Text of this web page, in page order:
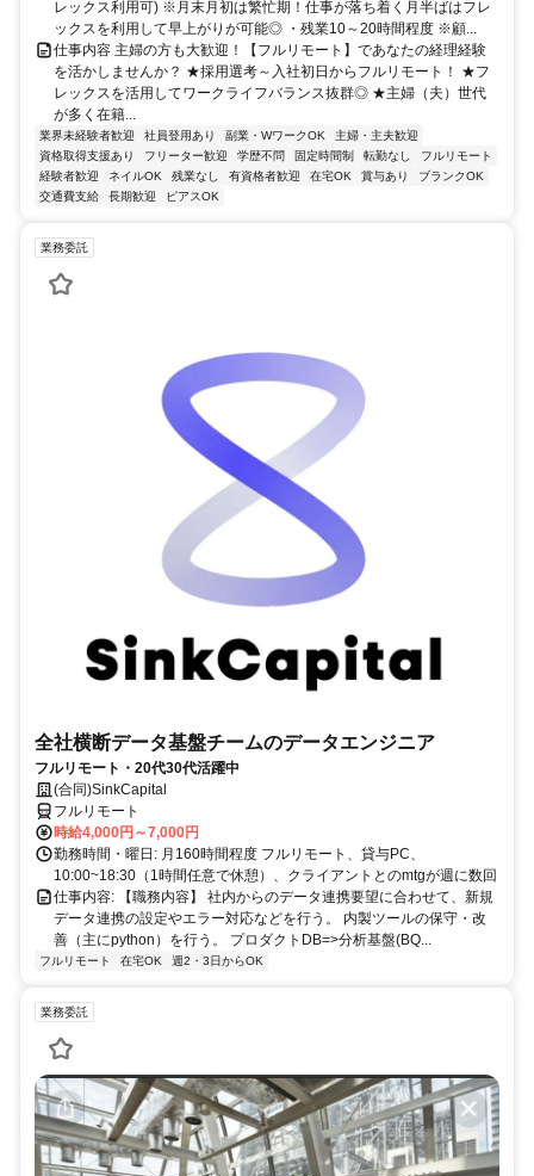
レックス利用可) ※月末月初は繁忙期！仕事が落ち着く月半ばはフレ
ックスを利用して早上がりが可能◎ ・残業10～20時間程度 ※顧...
仕事内容 主婦の方も大歓迎！【フルリモート】であなたの経理経験
を活かしませんか？ ★採用選考～入社初日からフルリモート！ ★フ
レックスを活用してワークライフバランス抜群◎ ★主婦（夫）世代
が多く在籍...
業界未経験者歓迎 社員登用あり 副業・WワークOK
主婦・主夫歓迎
資格取得支援あり
フリーター歓迎 学歴不問 固定時間制 転勤なし
フルリモート
経験者歓迎
ネイルOK 残業なし 有資格者歓迎 在宅OK 賞与あり
ブランクOK
交通費支給
長期歓迎 ピアスOK
業務委託
全社横断データ基盤チームのデータエンジニア
フルリモート・20代30代活躍中
(合同)SinkCapital
フルリモート
時給4,000円～7,000円
勤務時間・曜日: 月160時間程度 フルリモート、貸与PC、
10:00~18:30（1時間任意で休憩）、クライアントとのmtgが週に数回
仕事内容: 【職務内容】 社内からのデータ連携要望に合わせて、新規
データ連携の設定やエラー対応などを行う。 内製ツールの保守・改
善（主にpython）を行う。 プロダクトDB=>分析基盤(BQ...
フルリモート 在宅OK 週2・3日からOK
業務委託